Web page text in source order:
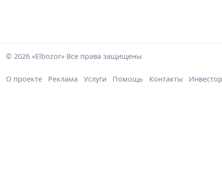
© 2026 «Elbozor» Все права защищены
О проекте Реклама Услуги Помощь Контакты